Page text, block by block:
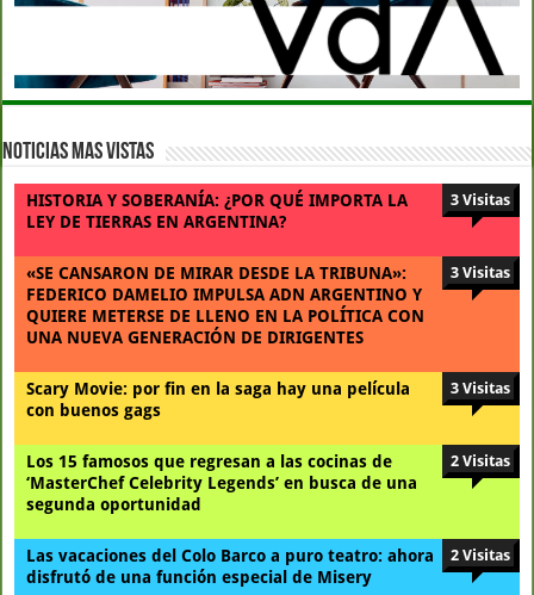
Noticias Mas Vistas
HISTORIA Y SOBERANÍA: ¿POR QUÉ IMPORTA LA
LEY DE TIERRAS EN ARGENTINA?
3 Visitas
«SE CANSARON DE MIRAR DESDE LA TRIBUNA»:
FEDERICO DAMELIO IMPULSA ADN ARGENTINO Y
QUIERE METERSE DE LLENO EN LA POLÍTICA CON
UNA NUEVA GENERACIÓN DE DIRIGENTES
3 Visitas
Scary Movie: por fin en la saga hay una película
con buenos gags
3 Visitas
Los 15 famosos que regresan a las cocinas de
‘MasterChef Celebrity Legends’ en busca de una
segunda oportunidad
2 Visitas
Las vacaciones del Colo Barco a puro teatro: ahora
disfrutó de una función especial de Misery
2 Visitas